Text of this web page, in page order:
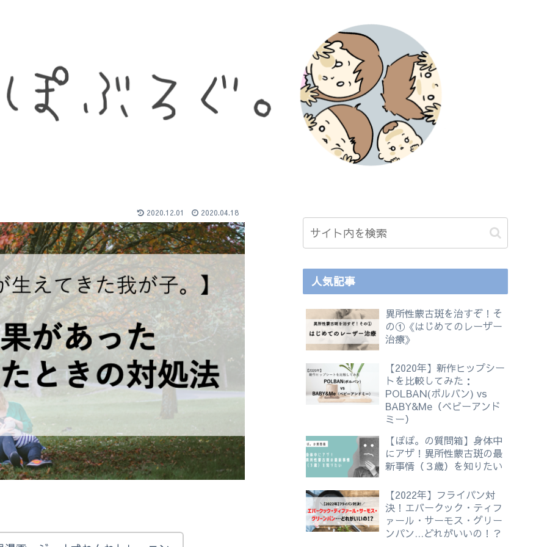
2020.12.01 2020.04.18
人気記事
異所性蒙古斑を治すぞ！そ
の①《はじめてのレーザー
治療》
【2020年】新作ヒップシー
トを比較してみた：
POLBAN(ポルバン) vs
BABY&Me（ベビーアンド
ミー）
【ぽぽ。の質問箱】身体中
にアザ！異所性蒙古斑の最
新事情（３歳）を知りたい
【2022年】フライパン対
決！エバークック・ティフ
ァール・サーモス・グリー
ンパン…どれがいいの！？